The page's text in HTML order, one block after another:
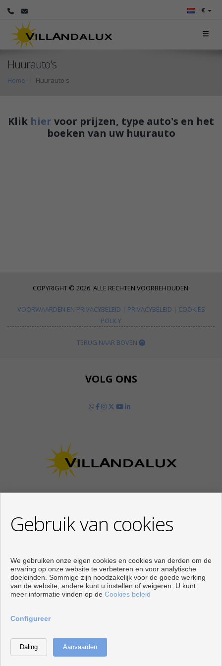
€
Huurauto's
Home Huurauto's
Klik hier voor prijzen, type auto's en het
boeken van uw huurauto
COPYRIGHT © 2026. ALLE RECHTEN VOORBEHOUDEN.
VOORWAARDEN EN PRIVACYBELEID | PRIVACYBELEID | COOKIES
POLICY
TERUG NAAR BOVEN
VOLG ONS
CONTACT
Local 3
29780 Nerja (Málaga)
+34 951834450
+34 633400980
Van Maandag op Vrijdag : 09:30 - 15:00 en 16:00 - 19:00
Ontwikkeld door
Gebruik van cookies
We gebruiken onze eigen cookies en cookies van derden om de
ervaring op onze website te verbeteren en voor analytische
doeleinden. Sommige zijn noodzakelijk voor de goede werking
van de website, andere kunt u instellen of weigeren. U kunt
meer informatie vinden op de Cookies beleid
Configureer